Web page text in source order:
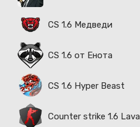
CS 1.6 Медведи
CS 1.6 от Енота
CS 1.6 Hyper Beast
Counter strike 1.6 Lava